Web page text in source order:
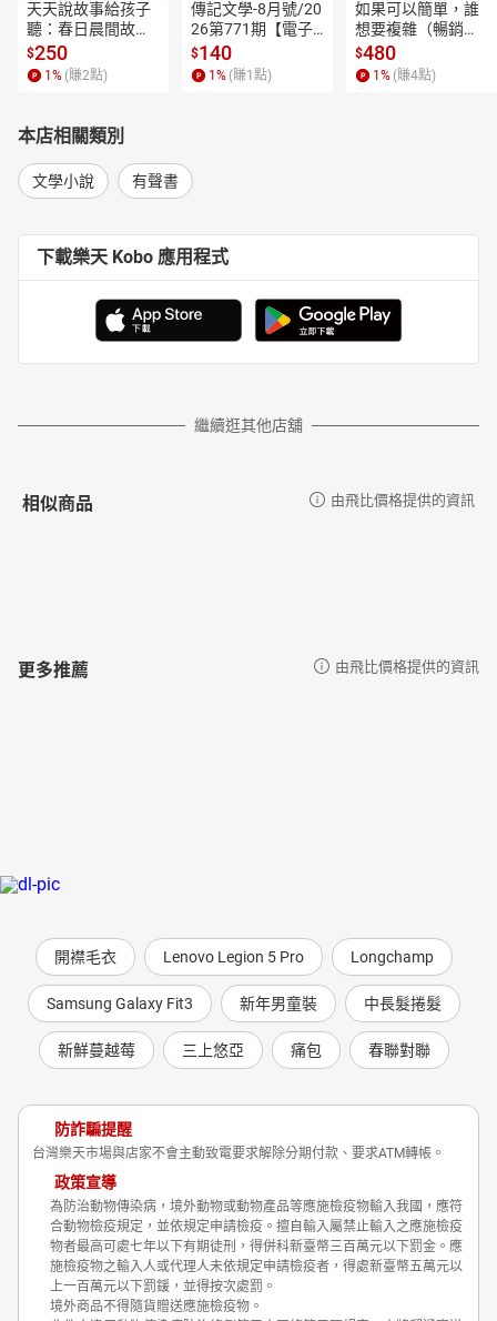
天天說故事給孩子
聽：春日晨間故事
【有聲書】
$250
1 % (賺2點)
傳記文學-8月號/20
26第771期【電子
書】
$140
1 % (賺1 點)
如果可以簡單，誰
想要複雜（暢銷經
典新編版）【電子
書】
$480
1 % (賺4點)
本店相關類別
文學小說 有聲書
下載樂天 Kobo 應用程式
繼續逛其他店舖
相似商品 由飛比價格提供的資訊
更多推薦 由飛比價格提供的資訊
開襟毛衣 Lenovo Legion 5 Pro Longchamp
Samsung Galaxy Fit3 新年男童裝 中長髮捲髮
新鮮蔓越莓 三上悠亞 痛包 春聯對聯
防詐騙提醒
台灣樂天市場與店家不會主動致電要求解除分期付款、要求ATM轉帳。
政策宣導
為防治動物傳染病，境外動物或動物產品等應施檢疫物輸入我國，應符
合動物檢疫規定，並依規定申請檢疫。擅自輸入屬禁止輸入之應施檢疫
物者最高可處七年以下有期徒刑，得併科新臺幣三百萬元以下罰金。應
施檢疫物之輸入人或代理人未依規定申請檢疫者，得處新臺幣五萬元以
上一百萬元以下罰鍰，並得按次處罰。
境外商品不得隨貨贈送應施檢疫物。